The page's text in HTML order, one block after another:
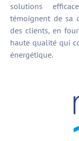
solutions
témoignent de sa
des clients, en
haute qualité qui
énergétique.